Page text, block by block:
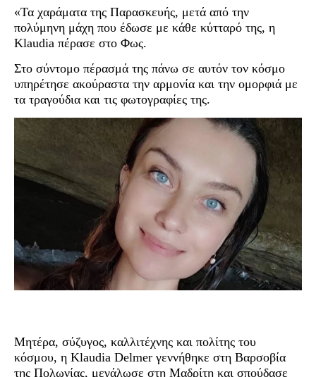
«Τα χαράματα της Παρασκευής, μετά από την
πολύμηνη μάχη που έδωσε με κάθε κύτταρό της, η
Klaudia πέρασε στο Φως.
Στο σύντομο πέρασμά της πάνω σε αυτόν τον κόσμο
υπηρέτησε ακούραστα την αρμονία και την ομορφιά με
τα τραγούδια και τις φωτογραφίες της.
Μητέρα, σύζυγος, καλλιτέχνης και πολίτης του
κόσμου, η Klaudia Delmer γεννήθηκε στη Βαρσοβία
της Πολωνίας, μεγάλωσε στη Μαδρίτη και σπούδασε